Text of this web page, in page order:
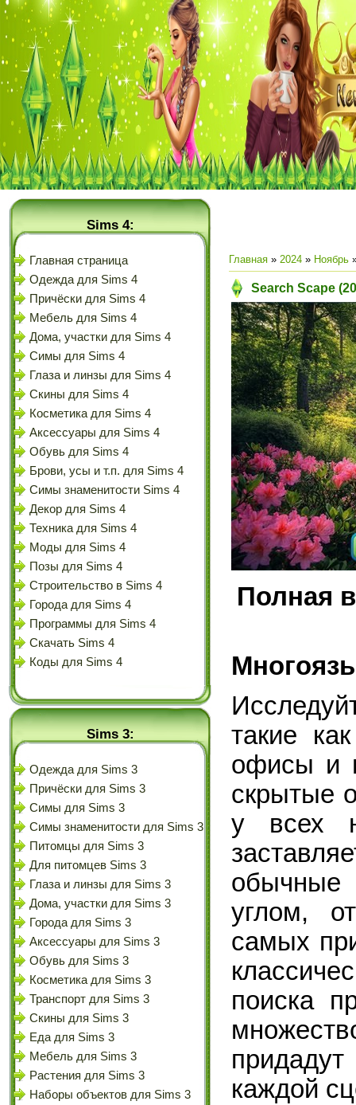
Sims 4:
Главная страница
Одежда для Sims 4
Причёски для Sims 4
Мебель для Sims 4
Дома, участки для Sims 4
Симы для Sims 4
Глаза и линзы для Sims 4
Скины для Sims 4
Косметика для Sims 4
Аксессуары для Sims 4
Обувь для Sims 4
Брови, усы и т.п. для Sims 4
Симы знаменитости Sims 4
Декор для Sims 4
Техника для Sims 4
Моды для Sims 4
Позы для Sims 4
Строительство в Sims 4
Города для Sims 4
Программы для Sims 4
Скачать Sims 4
Коды для Sims 4
Sims 3:
Одежда для Sims 3
Причёски для Sims 3
Симы для Sims 3
Симы знаменитости для Sims 3
Питомцы для Sims 3
Для питомцев Sims 3
Глаза и линзы для Sims 3
Дома, участки для Sims 3
Города для Sims 3
Аксессуары для Sims 3
Обувь для Sims 3
Косметика для Sims 3
Транспорт для Sims 3
Скины для Sims 3
Еда для Sims 3
Мебель для Sims 3
Растения для Sims 3
Наборы объектов для Sims 3
Главная » 2024 » Ноябрь
Search Scape
Полная
такие
офисы и
скрытые
у всех
углом,
самых
поиска
каждой